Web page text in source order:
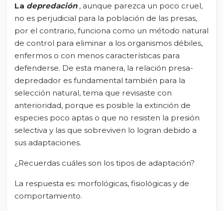
La depredación , aunque parezca un poco cruel,
no es perjudicial para la población de las presas,
por el contrario, funciona como un método natural
de control para eliminar a los organismos débiles,
enfermos o con menos características para
defenderse. De esta manera, la relación presa-
depredador es fundamental también para la
selección natural, tema que revisaste con
anterioridad, porque es posible la extinción de
especies poco aptas o que no resisten la presión
selectiva y las que sobreviven lo logran debido a
sus adaptaciones.
¿Recuerdas cuáles son los tipos de adaptación?
La respuesta es: morfológicas, fisiológicas y de
comportamiento.